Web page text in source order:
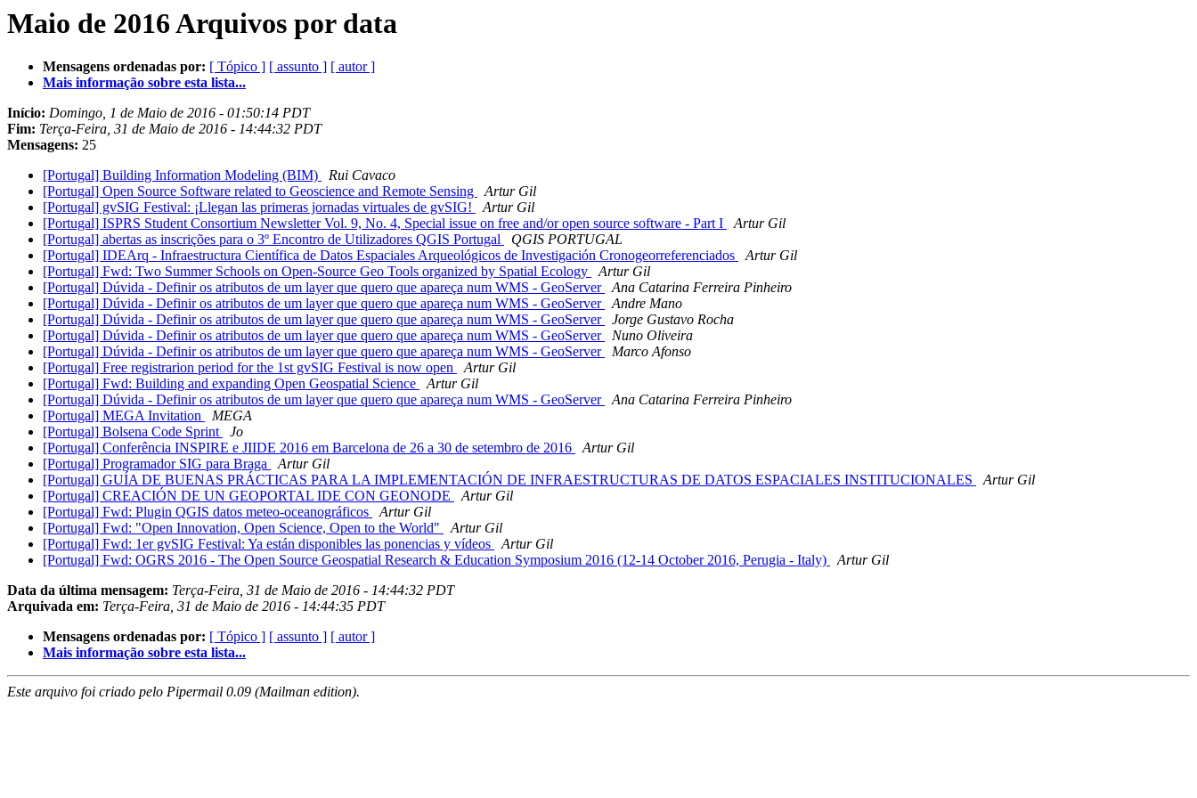
Maio de 2016 Arquivos por data
Mensagens ordenadas por: [ Tópico ] [ assunto ] [ autor ]
Mais informação sobre esta lista...
Início: Domingo, 1 de Maio de 2016 - 01:50:14 PDT
Fim: Terça-Feira, 31 de Maio de 2016 - 14:44:32 PDT
Mensagens: 25
[Portugal] Building Information Modeling (BIM)
Rui Cavaco
[Portugal] Open Source Software related to Geoscience and Remote Sensing
Artur Gil
[Portugal] gvSIG Festival: ¡Llegan las primeras jornadas virtuales de gvSIG!
Artur Gil
[Portugal] ISPRS Student Consortium Newsletter Vol. 9, No. 4, Special issue on free and/or open source software - Part I
Artur Gil
[Portugal] abertas as inscrições para o 3º Encontro de Utilizadores QGIS Portugal
QGIS PORTUGAL
[Portugal] IDEArq - Infraestructura Científica de Datos Espaciales Arqueológicos de Investigación Cronogeorreferenciados
Artur Gil
[Portugal] Fwd: Two Summer Schools on Open-Source Geo Tools organized by Spatial Ecology
Artur Gil
[Portugal] Dúvida - Definir os atributos de um layer que quero que apareça num WMS - GeoServer
Ana Catarina Ferreira Pinheiro
[Portugal] Dúvida - Definir os atributos de um layer que quero que apareça num WMS - GeoServer
Andre Mano
[Portugal] Dúvida - Definir os atributos de um layer que quero que apareça num WMS - GeoServer
Jorge Gustavo Rocha
[Portugal] Dúvida - Definir os atributos de um layer que quero que apareça num WMS - GeoServer
Nuno Oliveira
[Portugal] Dúvida - Definir os atributos de um layer que quero que apareça num WMS - GeoServer
Marco Afonso
[Portugal] Free registrarion period for the 1st gvSIG Festival is now open
Artur Gil
[Portugal] Fwd: Building and expanding Open Geospatial Science
Artur Gil
[Portugal] Dúvida - Definir os atributos de um layer que quero que apareça num WMS - GeoServer
Ana Catarina Ferreira Pinheiro
[Portugal] MEGA Invitation
MEGA
[Portugal] Bolsena Code Sprint
Jo
[Portugal] Conferência INSPIRE e JIIDE 2016 em Barcelona de 26 a 30 de setembro de 2016
Artur Gil
[Portugal] Programador SIG para Braga
Artur Gil
[Portugal] GUÍA DE BUENAS PRÁCTICAS PARA LA IMPLEMENTACIÓN DE INFRAESTRUCTURAS DE DATOS ESPACIALES INSTITUCIONALES
Artur Gil
[Portugal] CREACIÓN DE UN GEOPORTAL IDE CON GEONODE
Artur Gil
[Portugal] Fwd: Plugin QGIS datos meteo-oceanográficos
Artur Gil
[Portugal] Fwd: "Open Innovation, Open Science, Open to the World"
Artur Gil
[Portugal] Fwd: 1er gvSIG Festival: Ya están disponibles las ponencias y vídeos
Artur Gil
[Portugal] Fwd: OGRS 2016 - The Open Source Geospatial Research & Education Symposium 2016 (12-14 October 2016, Perugia - Italy)
Artur Gil
Data da última mensagem: Terça-Feira, 31 de Maio de 2016 - 14:44:32 PDT
Arquivada em: Terça-Feira, 31 de Maio de 2016 - 14:44:35 PDT
Mensagens ordenadas por: [ Tópico ] [ assunto ] [ autor ]
Mais informação sobre esta lista...
Este arquivo foi criado pelo Pipermail 0.09 (Mailman edition).